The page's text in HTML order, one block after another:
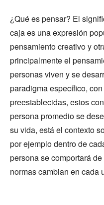
¿Qué es pensar? El
caja es una expresión
pensamiento creativo y
principalmente el
personas viven y se
paradigma específico,
preestablecidas, estos
persona promedio se
su vida, está el contexto
por ejemplo dentro de
persona se comportará
normas cambian en cada